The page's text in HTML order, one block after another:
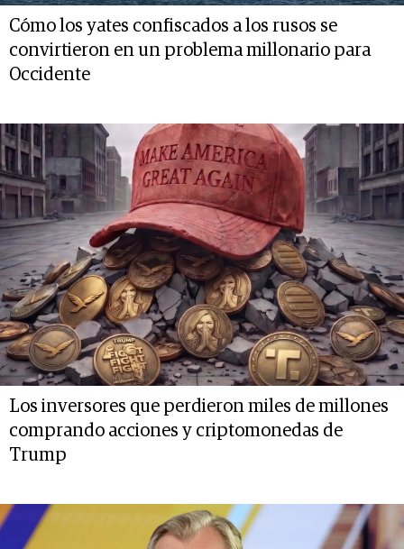
Cómo los yates confiscados a los rusos se
convirtieron en un problema millonario para
Occidente
Los inversores que perdieron miles de millones
comprando acciones y criptomonedas de
Trump